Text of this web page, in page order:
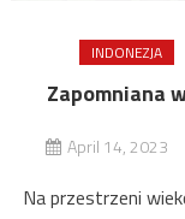
INDONEZJA
Zapomniana
April 14, 2023
Na przestrzeni